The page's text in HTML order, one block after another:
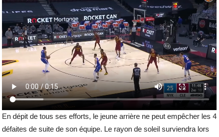
En dépit de tous ses efforts, le jeune arrière ne peut empêcher les 4
défaites de suite de son équipe. Le rayon de soleil surviendra lors